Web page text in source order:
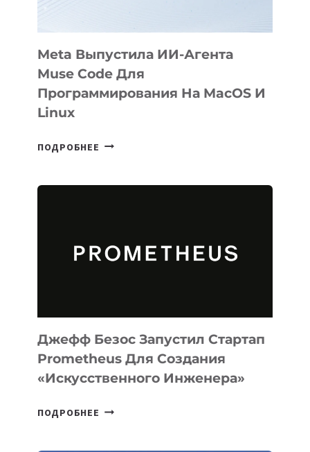
Meta Выпустила ИИ-Агента
Muse Code Для
Программирования На MacOS И
Linux
ПОДРОБНЕЕ META
ДЛЯ
ПРОГРАММИРОВАНИЯ
И
LINUX
Джефф Безос Запустил Стартап
Prometheus Для Создания
«искусственного Инженера»
ПОДРОБНЕЕ ДЖЕФФ